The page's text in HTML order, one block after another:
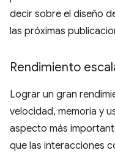
decir sobre el diseño
las próximas
Rendimiento
Lograr un gran
velocidad, memoria y
aspecto más
que las interacciones